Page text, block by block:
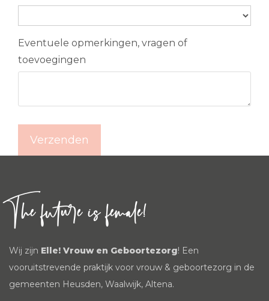
Eventuele opmerkingen, vragen of
toevoegingen
The future is female!
Wij zijn Elle! Vrouw en Geboortezorg! Een
vooruitstrevende praktijk voor vrouw & geboortezorg in de
gemeenten Heusden, Waalwijk, Altena.